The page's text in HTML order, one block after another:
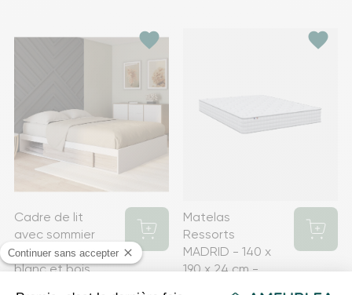
favorite
Cadre de lit
avec sommier
et rangements
blanc et bois
favorite
Matelas
Ressorts
MADRID - 140 x
190 x 24 cm -